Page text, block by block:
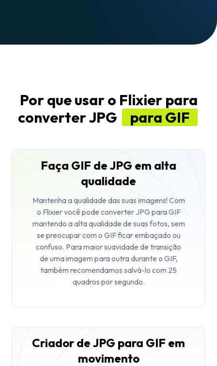
Por que usar o Flixier para
converter JPG
para GIF
Faça GIF de JPG em alta
qualidade
Mantenha a qualidade das suas imagens! Com
o Flixier você pode converter JPG para GIF
mantendo a alta qualidade de suas fotos, sem
se preocupar com o GIF ficar embaçado ou
confuso. Para maior suavidade de transição
de uma imagem para outra durante o GIF,
também recomendamos salvá-lo com 25
quadros por segundo.‍
Criador de JPG para GIF em
movimento